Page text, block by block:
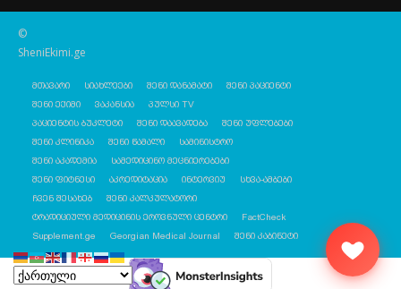
©
SheniEkimi.ge
მთავარი სიახლეები შენი დანამატი
შენი პაციენტი
შენი ექიმი
ვაკანსია
პულსი TV
პაციენტის ბუკლეტი
შენი დაავადება
შენი უფლებები
შენი კლინიკა
შენი წამალი
სამინისტრო
შენი აკადემია
სამედიცინო მეცნიერებები
შენი ფიტნესი
აკრედიტაცია ინტერვიუ
სხვა-ამბები
ჩვენ შესახებ
შენი კალკულატორი
ტრადიციული მედიცინის ეროვნული ცენტრი
FactCheck
Supplement.ge
Georgian Medical Journal შენი კაბინეტი